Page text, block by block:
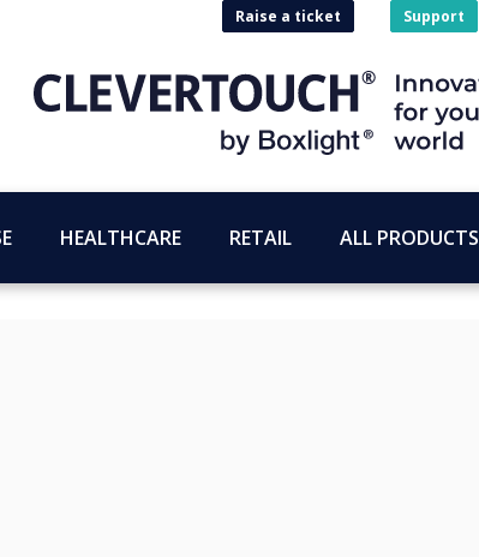
Raise a ticket Support
HEALTHCARE RETAIL ALL PRODUCTS